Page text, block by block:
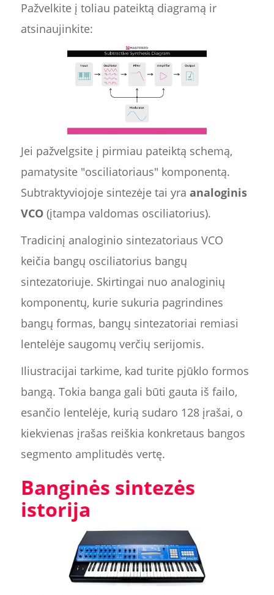
Pažvelkite į toliau pateiktą diagramą ir
atsinaujinkite:
Jei pažvelgsite į pirmiau pateiktą schemą,
pamatysite "osciliatoriaus" komponentą.
Subtraktyviojoje sintezėje tai yra analoginis
VCO(įtampa valdomas osciliatorius).
Tradicinį analoginio sintezatoriaus VCO
keičia bangų osciliatorius bangų
sintezatoriuje. Skirtingai nuo analoginių
komponentų, kurie sukuria pagrindines
bangų formas, bangų sintezatoriai remiasi
lentelėje saugomų verčių serijomis.
Iliustracijai tarkime, kad turite pjūklo formos
bangą. Tokia banga gali būti gauta iš failo,
esančio lentelėje, kurią sudaro 128 įrašai, o
kiekvienas įrašas reiškia konkretaus bangos
segmento amplitudės vertę.
Banginės sintezės
istorija